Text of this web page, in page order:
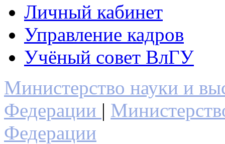
Личный кабинет
Управление кадров
Учёный совет ВлГУ
Министерство науки и
Федерации |
Федерации